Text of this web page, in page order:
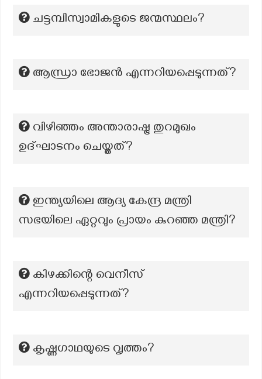
ചട്ടമ്പിസ്വാമികളുടെ ജന്മസ്ഥലം?
ആന്ധ്രാ ഭോജൻ എന്നറിയപ്പെടുന്നത്?
വിഴിഞ്ഞം അന്താരാഷ്ട്ര തുറമുഖം
ഉദ്ഘാടനം ചെയ്തത്?
ഇന്ത്യയിലെ ആദ്യ കേന്ദ്ര മന്ത്രി
സഭയിലെ ഏറ്റവും പ്രായം കുറഞ്ഞ മന്ത്രി?
കിഴക്കിന്റെ വെനീസ്
എന്നറിയപ്പെടുന്നത്?
കൃഷ്ണഗാഥയുടെ വൃത്തം?